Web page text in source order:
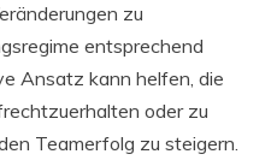
zu
entsprechend
Ansatz kann helfen, die
oder zu
Teamerfolg zu steigern.